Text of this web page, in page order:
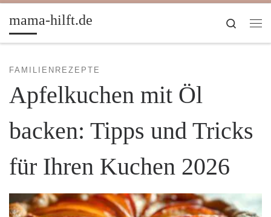
Zum Inhalt springen
mama-hilft.de
Search
FAMILIENREZEPTE
Apfelkuchen mit Öl
backen: Tipps und Tricks
für Ihren Kuchen 2026